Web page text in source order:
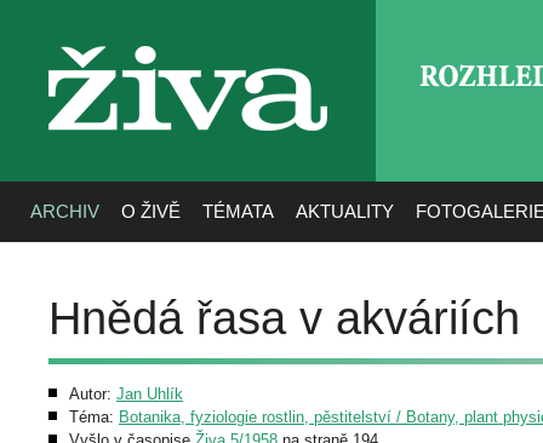
živa
ARCHIV O ŽIVĚ TÉMATA AKTUALITY
Hnědá řasa v akváriích
Autor: Jan Uhlík
Téma: Botanika, fyziologie rostlin, pěstitelství / Botany, plant